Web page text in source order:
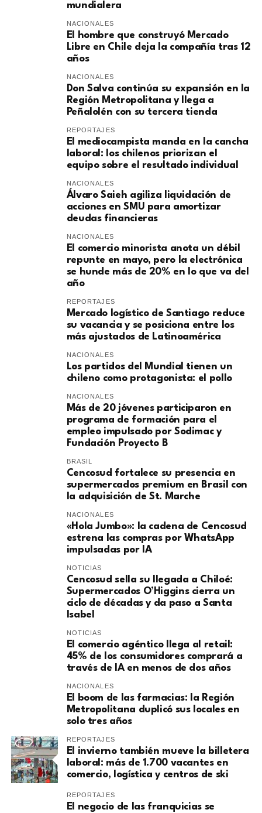
mundialera
NACIONALES
El hombre que construyó Mercado
Libre en Chile deja la compañía tras 12
años
NACIONALES
Don Salva continúa su expansión en la
Región Metropolitana y llega a
Peñalolén con su tercera tienda
REPORTAJES
El mediocampista manda en la cancha
laboral: los chilenos priorizan el
equipo sobre el resultado individual
NACIONALES
​Álvaro Saieh agiliza liquidación de
acciones en SMU para amortizar
deudas financieras
NACIONALES
El comercio minorista anota un débil
repunte en mayo, pero la electrónica
se hunde más de 20% en lo que va del
año
REPORTAJES
Mercado logístico de Santiago reduce
su vacancia y se posiciona entre los
más ajustados de Latinoamérica
NACIONALES
Los partidos del Mundial tienen un
chileno como protagonista: el pollo
NACIONALES
Más de 20 jóvenes participaron en
programa de formación para el
empleo impulsado por Sodimac y
Fundación Proyecto B
BRASIL
Cencosud fortalece su presencia en
supermercados premium en Brasil con
la adquisición de St. Marche
NACIONALES
«Hola Jumbo»: la cadena de Cencosud
estrena las compras por WhatsApp
impulsadas por IA
NOTICIAS
Cencosud sella su llegada a Chiloé:
Supermercados O’Higgins cierra un
ciclo de décadas y da paso a Santa
Isabel
NOTICIAS
El comercio agéntico llega al retail:
45% de los consumidores comprará a
través de IA en menos de dos años
NACIONALES
El boom de las farmacias: la Región
Metropolitana duplicó sus locales en
solo tres años
REPORTAJES
El invierno también mueve la billetera
laboral: más de 1.700 vacantes en
comercio, logística y centros de ski
REPORTAJES
El negocio de las franquicias se